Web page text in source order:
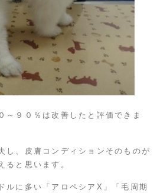
～９０％は改善したと評価できま
し、皮膚コンディションそのものが
ると思います。
ルに多い「アロペシアX」「毛周期